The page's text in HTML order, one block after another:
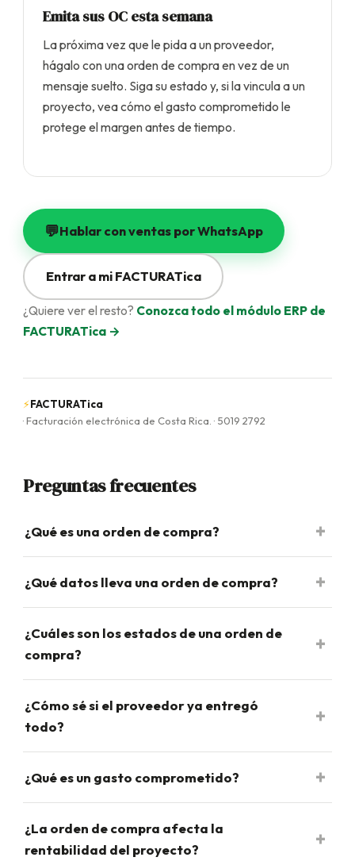
Emita sus OC esta semana
La próxima vez que le pida a un proveedor,
hágalo con una orden de compra en vez de un
mensaje suelto. Siga su estado y, si la vincula a un
proyecto, vea cómo el gasto comprometido le
protege el margen antes de tiempo.
💬Hablar con ventas por WhatsApp
Entrar a mi FACTURATica
¿Quiere ver el resto? Conozca todo el módulo ERP de
FACTURATica →
⚡FACTURATica
· Facturación electrónica de Costa Rica. · 5019 2792
Preguntas frecuentes
¿Qué es una orden de compra?
¿Qué datos lleva una orden de compra?
¿Cuáles son los estados de una orden de
compra?
¿Cómo sé si el proveedor ya entregó
todo?
¿Qué es un gasto comprometido?
¿La orden de compra afecta la
rentabilidad del proyecto?